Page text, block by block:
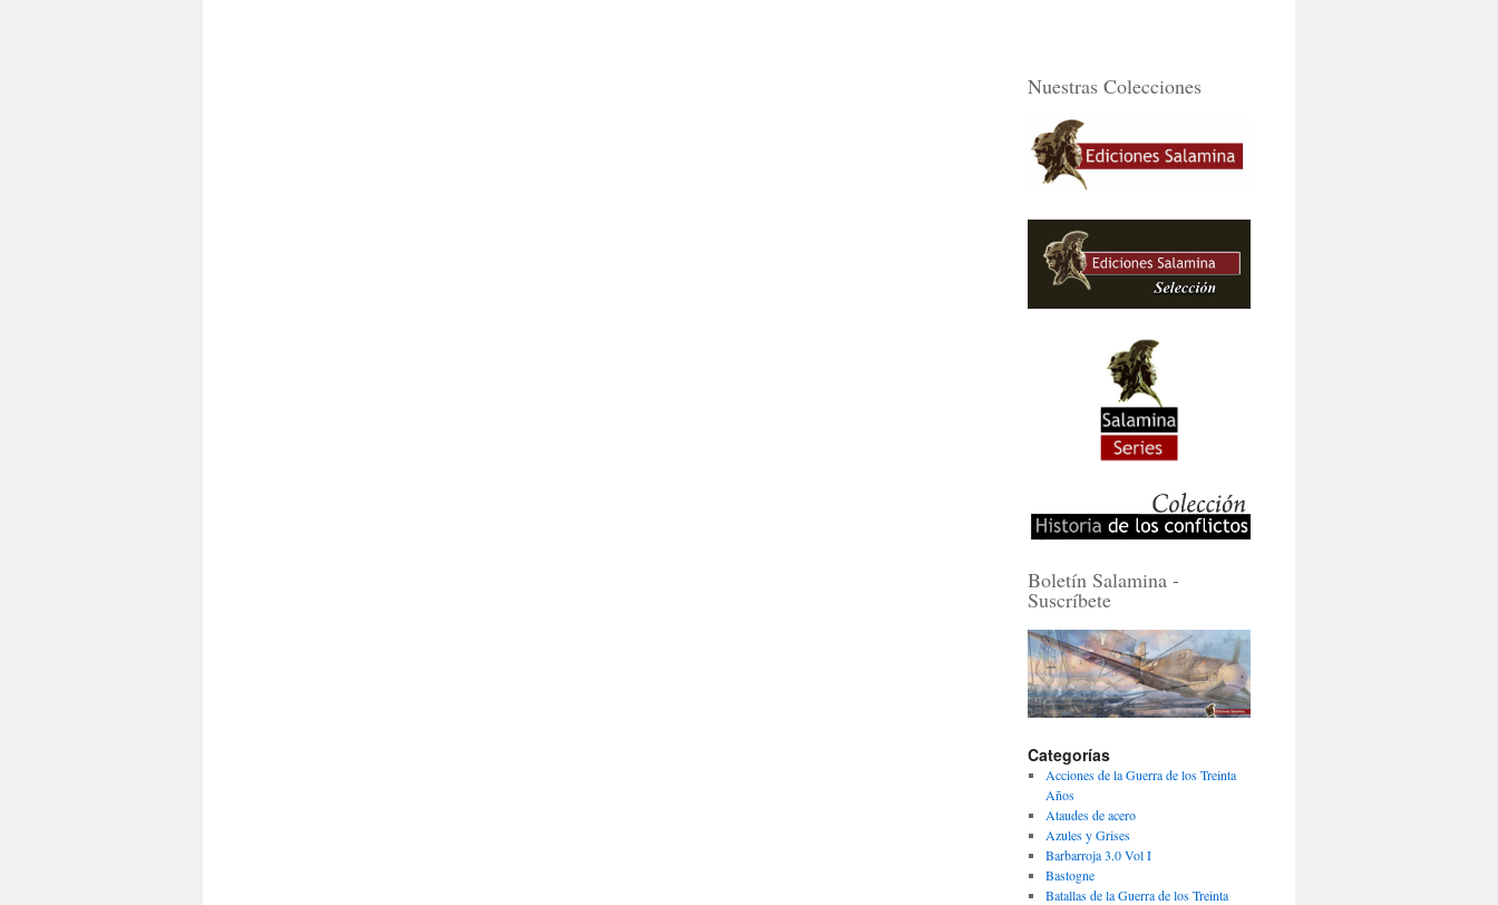
Nuestras Colecciones
Boletín Salamina -
Suscríbete
Categorías
Acciones de la Guerra de los Treinta
Años
Ataudes de acero
Azules y Grises
Barbarroja 3.0 Vol I
Bastogne
Batallas de la Guerra de los Treinta